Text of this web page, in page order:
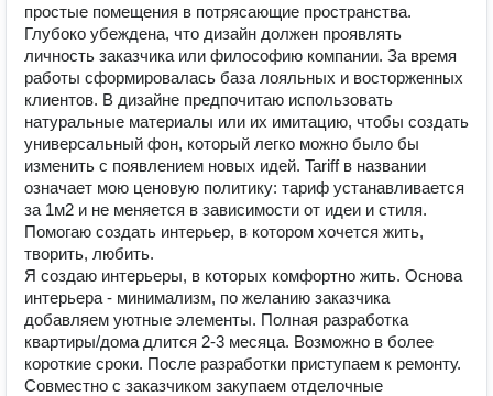
простые помещения в потрясающие пространства.
Глубоко убеждена, что дизайн должен проявлять
личность заказчика или философию компании. За время
работы сформировалась база лояльных и восторженных
клиентов. В дизайне предпочитаю использовать
натуральные материалы или их имитацию, чтобы создать
универсальный фон, который легко можно было бы
изменить с появлением новых идей. Tariff в названии
означает мою ценовую политику: тариф устанавливается
за 1м2 и не меняется в зависимости от идеи и стиля.
Помогаю создать интерьер, в котором хочется жить,
творить, любить.
Я создаю интерьеры, в которых комфортно жить. Основа
интерьера - минимализм, по желанию заказчика
добавляем уютные элементы. Полная разработка
квартиры/дома длится 2-3 месяца. Возможно в более
короткие сроки. После разработки приступаем к ремонту.
Совместно с заказчиком закупаем отделочные